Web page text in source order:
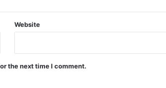
Website
the next time I comment.